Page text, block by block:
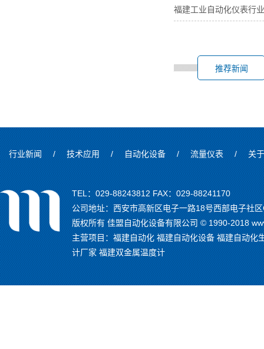
福建工业自动化仪表行
推荐新闻
行业新闻 / 技术应用 / 自动化设备 / 流量仪表 / 关
TEL：029-88243812 FAX：029-88241170
公司地址：西安市高新区电子一路18号西部电子社
版权所有 佳盟自动化设备有限公司 © 1990-2018
主营项目： 福建自动化 福建自动化设备 福建自动化
计厂家 福建双金属温度计